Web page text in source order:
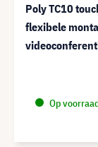
Poly TC10
flexibele
Op